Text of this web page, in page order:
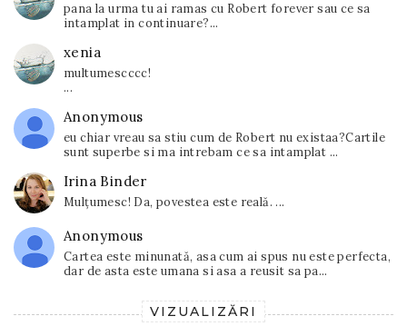
pana la urma tu ai ramas cu Robert forever sau ce sa
intamplat in continuare?...
xenia
multumescccc!
...
Anonymous
eu chiar vreau sa stiu cum de Robert nu existaa?Cartile
sunt superbe si ma intrebam ce sa intamplat ...
Irina Binder
Mulțumesc! Da, povestea este reală. ...
Anonymous
Cartea este minunată, asa cum ai spus nu este perfecta,
dar de asta este umana si asa a reusit sa pa...
VIZUALIZĂRI